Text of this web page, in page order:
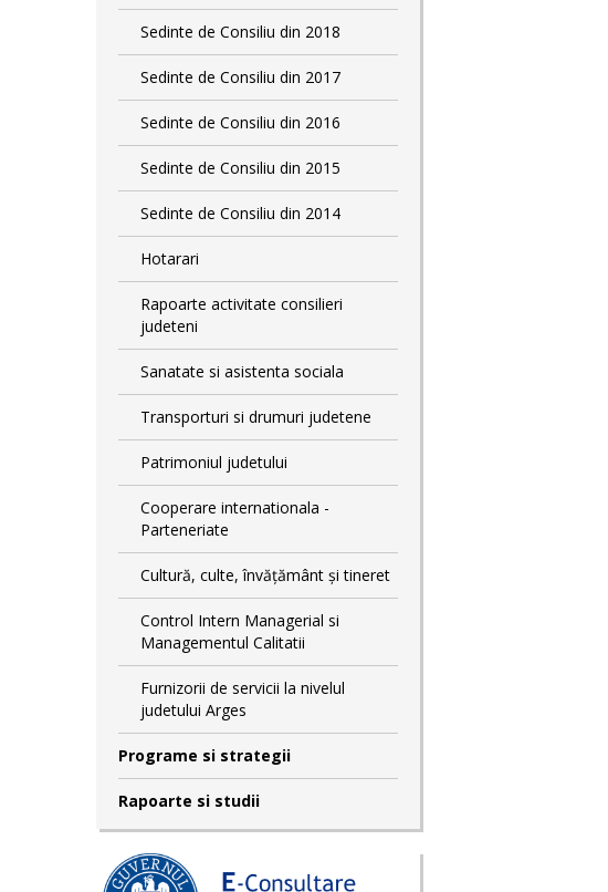
Sedinte de Consiliu din 2018
Sedinte de Consiliu din 2017
Sedinte de Consiliu din 2016
Sedinte de Consiliu din 2015
Sedinte de Consiliu din 2014
Hotarari
Rapoarte activitate consilieri
judeteni
Sanatate si asistenta sociala
Transporturi si drumuri judetene
Patrimoniul judetului
Cooperare internationala -
Parteneriate
Cultură, culte, învățământ și tineret
Control Intern Managerial si
Managementul Calitatii
Furnizorii de servicii la nivelul
judetului Arges
Programe si strategii
Rapoarte si studii